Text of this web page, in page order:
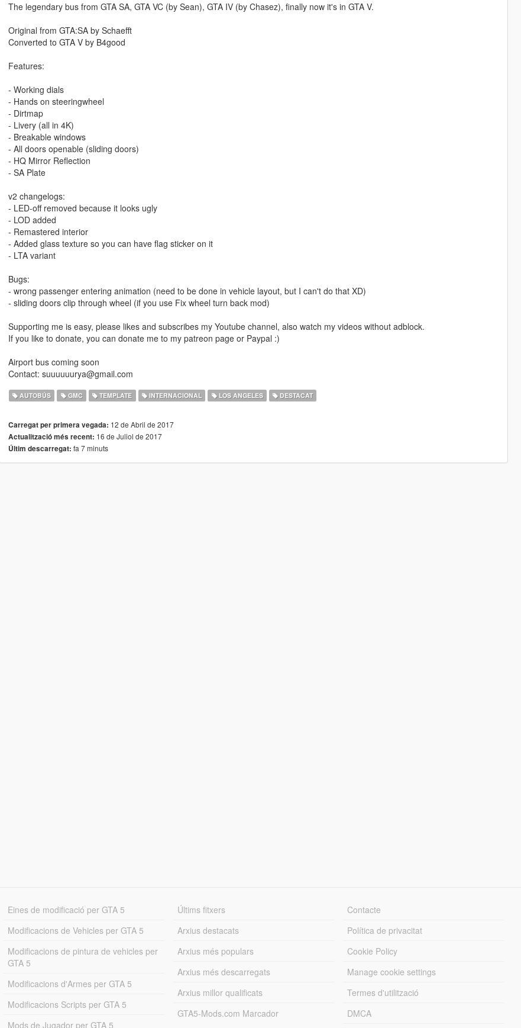
The legendary bus from GTA SA, GTA VC (by Sean), GTA IV (by Chasez), finally now it's in GTA V.
Original from GTA:SA by Schaefft
Converted to GTA V by B4good
Features:
- Working dials
- Hands on steeringwheel
- Dirtmap
- Livery (all in 4K)
- Breakable windows
- All doors openable (sliding doors)
- HQ Mirror Reflection
- SA Plate
v2 changelogs:
- LED-off removed because it looks ugly
- LOD added
- Remastered interior
- Added glass texture so you can have flag sticker on it
- LTA variant
Bugs:
- wrong passenger entering animation (need to be done in vehicle layout, but I can't do that XD)
- sliding doors clip through wheel (if you use Fix wheel turn back mod)
Supporting me is easy, please likes and subscribes my Youtube channel, also watch my videos without adblock.
If you like to donate, you can donate me to my patreon page or Paypal :)
Airport bus coming soon
Contact: suuuuuurya@gmail.com
AUTOBÚS GMC TEMPLATE INTERNACIONAL LOS ANGELES DESTACAT
Carregat per primera vegada: 12 de Abril de 2017
Actualització més recent: 16 de Juliol de 2017
Últim descarregat: fa 7 minuts
Eines de modificació per GTA 5
Modificacions de Vehicles per GTA 5
Modificacions de pintura de vehicles per
GTA 5
Modificacions d'Armes per GTA 5
Modificacions Scripts per GTA 5
Mods de Jugador per GTA 5
Últims fitxers
Arxius destacats
Arxius més populars
Arxius més descarregats
Arxius millor qualificats
GTA5-Mods.com Marcador
Contacte
Política de privacitat
Cookie Policy
Manage cookie settings
Termes d'utilització
DMCA